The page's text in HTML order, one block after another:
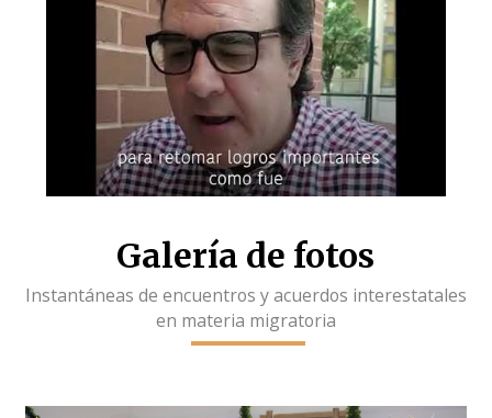
Galería de fotos
Instantáneas de encuentros y acuerdos interestatales
en materia migratoria